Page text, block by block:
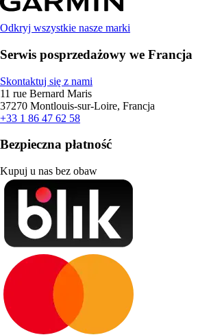
Odkryj wszystkie nasze marki
Serwis posprzedażowy we Francja
Skontaktuj się z nami
11 rue Bernard Maris
37270 Montlouis-sur-Loire, Francja
+33 1 86 47 62 58
Bezpieczna płatność
Kupuj u nas bez obaw